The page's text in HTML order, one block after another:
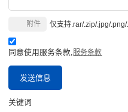
仅支持.rar/.zip/.jpg/
附件
同意使用服务条款,服务条款
发送信息
关键词